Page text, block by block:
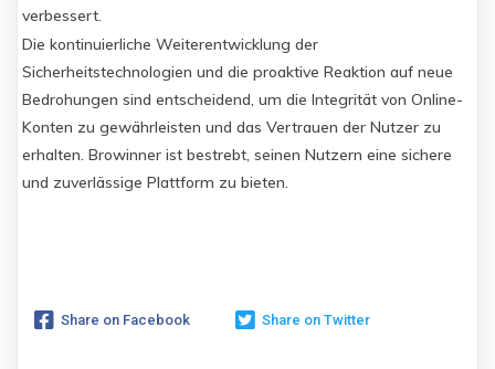
verbessert.
Die kontinuierliche Weiterentwicklung der
Sicherheitstechnologien und die proaktive Reaktion auf neue
Bedrohungen sind entscheidend, um die Integrität von Online-
Konten zu gewährleisten und das Vertrauen der Nutzer zu
erhalten. Browinner ist bestrebt, seinen Nutzern eine sichere
und zuverlässige Plattform zu bieten.
Share on Facebook Share on Twitter